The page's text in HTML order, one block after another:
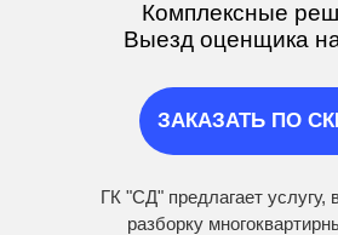
ЗАКАЗАТЬ ПО
Комплексные
Выезд оценщика
ГК "СД" предлагает
разборку